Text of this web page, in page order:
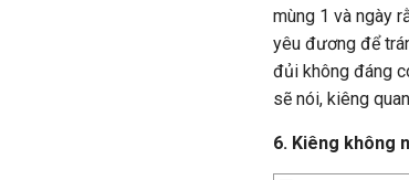
mùng 1 và ngày
yêu đương để
đủi không đáng
sẽ nói, kiêng
6. Kiêng không